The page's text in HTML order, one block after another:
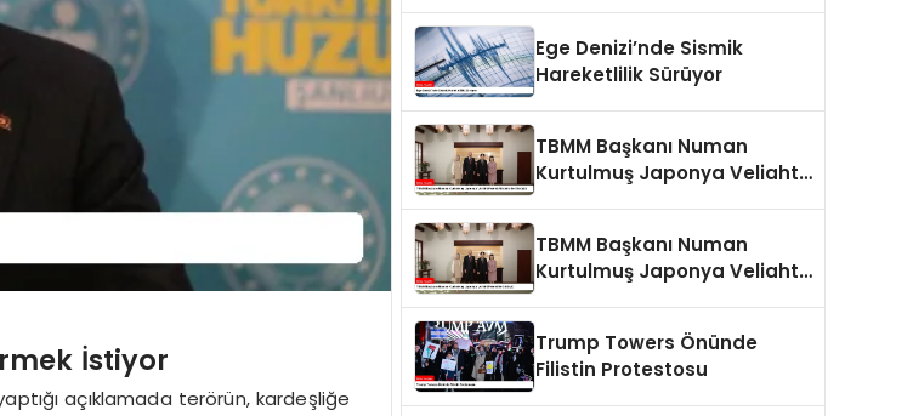
İstiyor
açıklamada terörün, kardeşliğe
Ege Denizi’nde Sismik
Hareketlilik Sürüyor
TBMM Başkanı Numan
Kurtulmuş Japonya Veliaht
TBMM Başkanı Numan
Kurtulmuş Japonya Veliaht
Trump Towers Önünde
Filistin Protestosu